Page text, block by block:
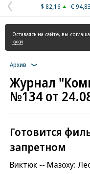
Предыдущая
страница
$ 82,16 € 94,83
Оставаясь на сайте, вы
куки
Архив
Журнал
№134 от
Готовится
запретном
Виктюк -- Мазоху: